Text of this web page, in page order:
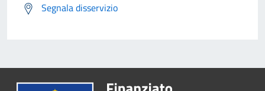
Segnala disservizio